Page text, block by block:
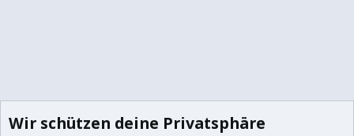
Wir schützen deine Privatsphäre